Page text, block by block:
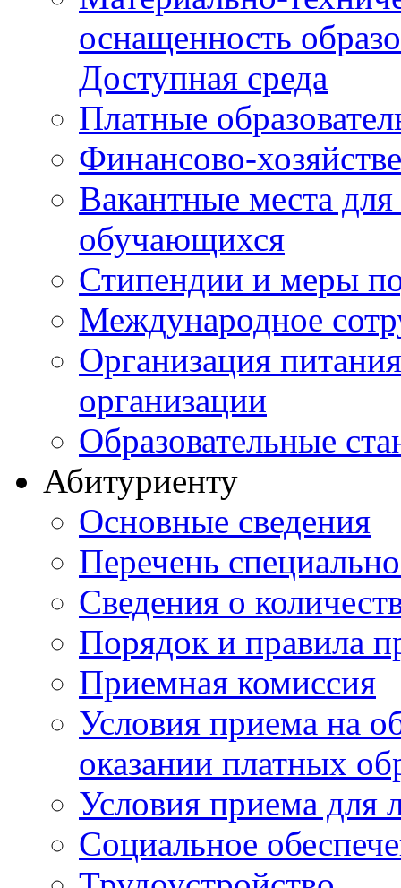
оснащенность
Доступная среда
Платные
Финансово-
Вакантные места
обучающихся
Стипендии и меры
Международное
Организация
организации
Образовательные
Абитуриенту
Основные сведения
Перечень
Cведения о
Порядок и правила
Приемная комиссия
Условия приема на
оказании платных
Условия приема для
Социальное